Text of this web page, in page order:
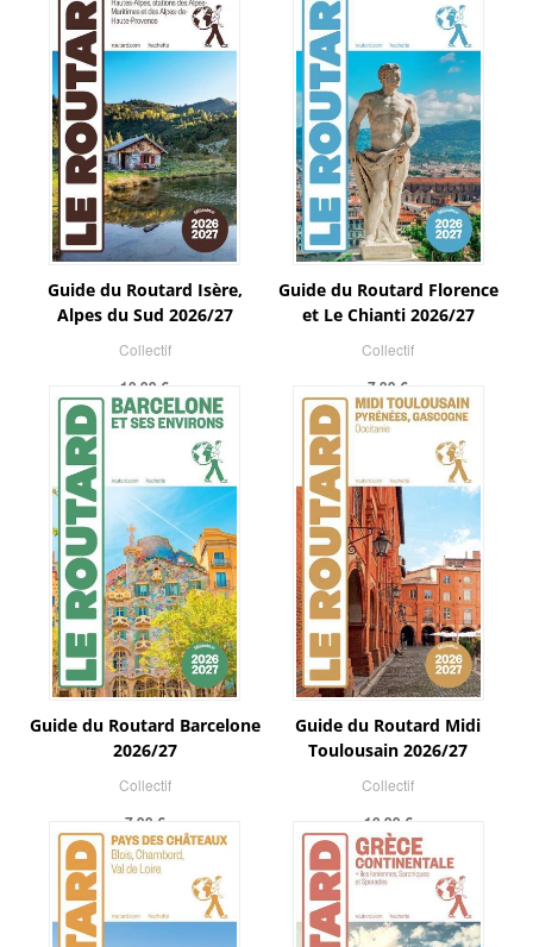
Guide du Routard Isère,
Alpes du Sud 2026/27
Collectif
10,99 €
Guide du Routard Florence
et Le Chianti 2026/27
Collectif
7,99 €
Guide du Routard Barcelone
2026/27
Collectif
7,99 €
Guide du Routard Midi
Toulousain 2026/27
Collectif
10,99 €